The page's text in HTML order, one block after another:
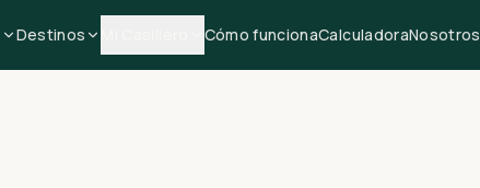
Destinos Cómo funcionaCalculadoraNosotros